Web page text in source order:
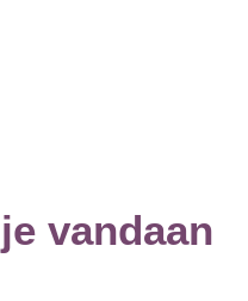
vandaan